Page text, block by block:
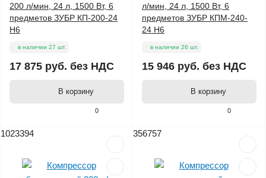
0
200 л/мин, 24 л, 1500 Вт, 6
предметов ЗУБР КП-200-24
Н6
в наличии 27 шт.
17 875 руб. без НДС
В корзину
0
л/мин, 24 л, 1500 Вт, 6
предметов ЗУБР КПМ-240-
24 Н6
в наличии 26 шт.
15 946 руб. без НДС
В корзину
1023394 356757